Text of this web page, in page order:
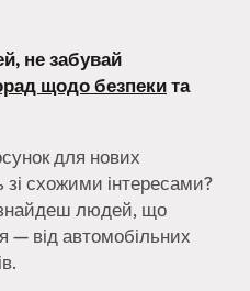
не забувай
щодо безпекита
для нових
схожими інтересами?
людей, що
— від автомобільних